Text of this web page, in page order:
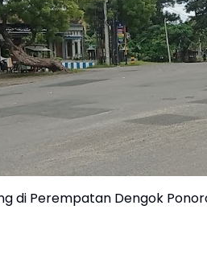
di Perempatan Dengok